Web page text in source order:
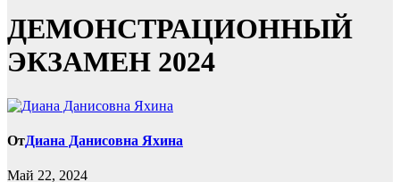
ДЕМОНСТРАЦИОННЫЙ
ЭКЗАМЕН 2024
ОтДиана Данисовна Яхина
Май 22, 2024